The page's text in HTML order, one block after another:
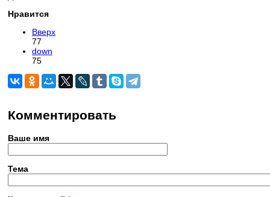
Нравится
Вверх
77
down
75
Комментировать
Ваше имя
Тема